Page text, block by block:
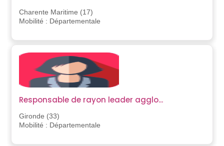
Charente Maritime (17)
Mobilité : Départementale
Responsable de rayon leader agglo...
Gironde (33)
Mobilité : Départementale